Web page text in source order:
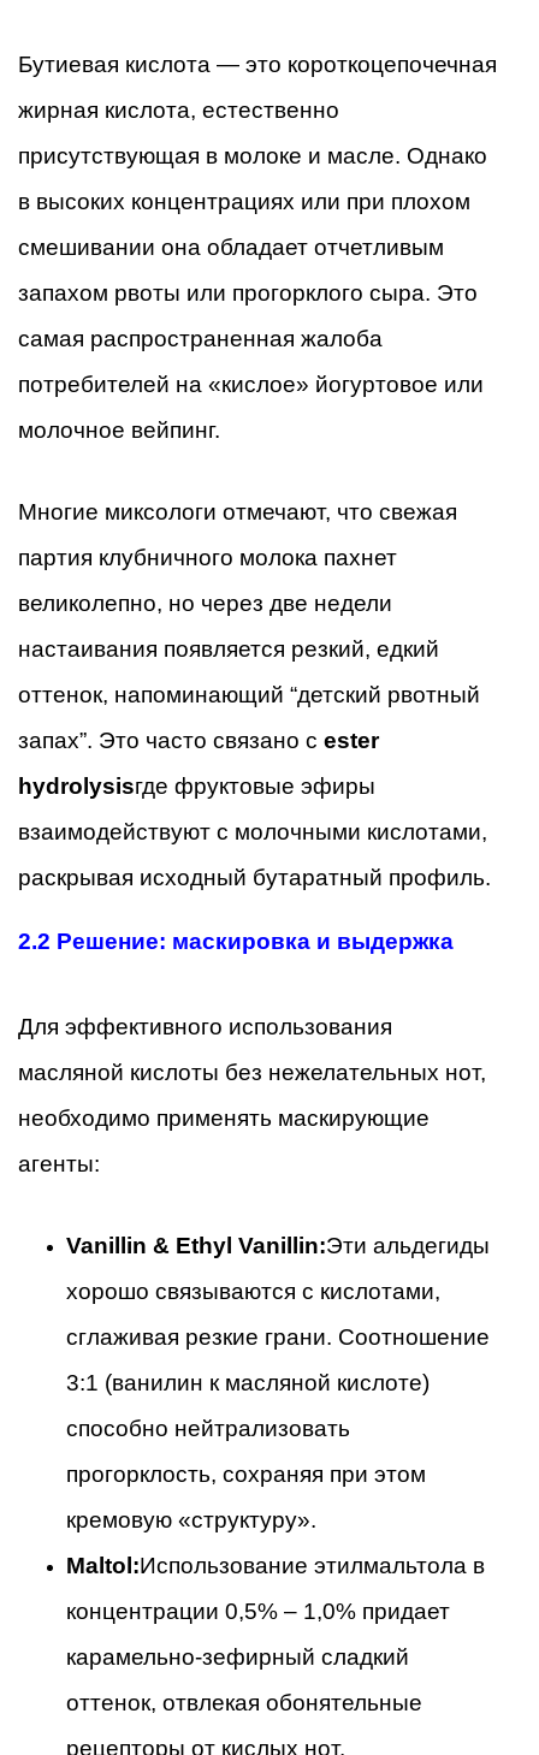
Бутиевая кислота — это короткоцепочечная
жирная кислота, естественно
присутствующая в молоке и масле. Однако
в высоких концентрациях или при плохом
смешивании она обладает отчетливым
запахом рвоты или прогорклого сыра. Это
самая распространенная жалоба
потребителей на «кислое» йогуртовое или
молочное вейпинг.
Многие миксологи отмечают, что свежая
партия клубничного молока пахнет
великолепно, но через две недели
настаивания появляется резкий, едкий
оттенок, напоминающий “детский рвотный
запах”. Это часто связано с ester
hydrolysisгде фруктовые эфиры
взаимодействуют с молочными кислотами,
раскрывая исходный бутаратный профиль.
2.2 Решение: маскировка и выдержка
Для эффективного использования
масляной кислоты без нежелательных нот,
необходимо применять маскирующие
агенты:
Vanillin & Ethyl Vanillin:Эти альдегиды
хорошо связываются с кислотами,
сглаживая резкие грани. Соотношение
3:1 (ванилин к масляной кислоте)
способно нейтрализовать
прогорклость, сохраняя при этом
кремовую «структуру».
Maltol:Использование этилмальтола в
концентрации 0,5% – 1,0% придает
карамельно-зефирный сладкий
оттенок, отвлекая обонятельные
рецепторы от кислых нот.